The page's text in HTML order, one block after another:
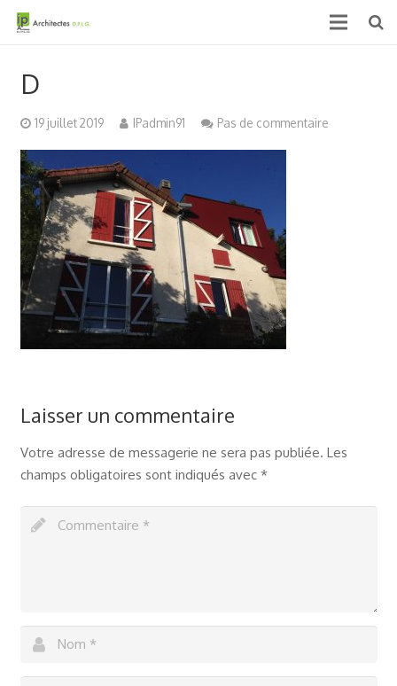
Actualités & médias
Contact
D
19 juillet 2019 IPadmin91 Pas de commentaire
Laisser un commentaire
Votre adresse de messagerie ne sera pas publiée. Les
champs obligatoires sont indiqués avec *